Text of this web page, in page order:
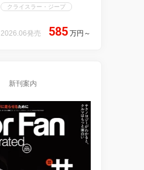
クライスラー・ジープ
2026.06発売 585 万円 ～
新刊案内